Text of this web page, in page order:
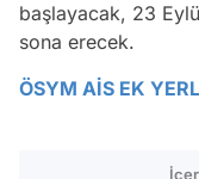
başlayacak, 23
sona erecek.
ÖSYM AİS EK